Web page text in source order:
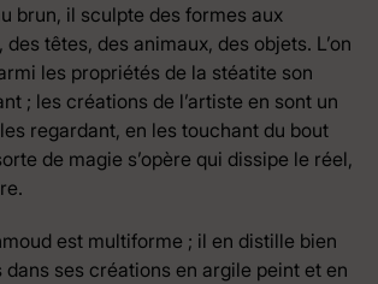
brun, il sculpte des formes aux
têtes, des animaux, des objets. L’on
les propriétés de la stéatite son
; les créations de l’artiste en sont un
regardant, en les touchant du bout
de magie s’opère qui dissipe le réel,
est multiforme ; il en distille bien
dans ses créations en argile peint et en